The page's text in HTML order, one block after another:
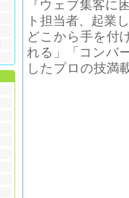
『ウェブ集客に
ト担当者、起業
どこから手を付
れる」「コンバ
したプロの技満